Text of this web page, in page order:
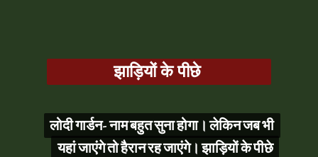
झाड़ियों के पीछे
लोदी गार्डन- नाम बहुत सुना होगा। लेकिन जब भी
यहां जाएंगे तो हैरान रह जाएंगे। झाड़ियों के पीछे
लोदी गार्डन- नाम बहुत सुना होगा। लेकिन जब भी
यहां जाएंगे तो हैरान रह जाएंगे। झाड़ियों के पीछे